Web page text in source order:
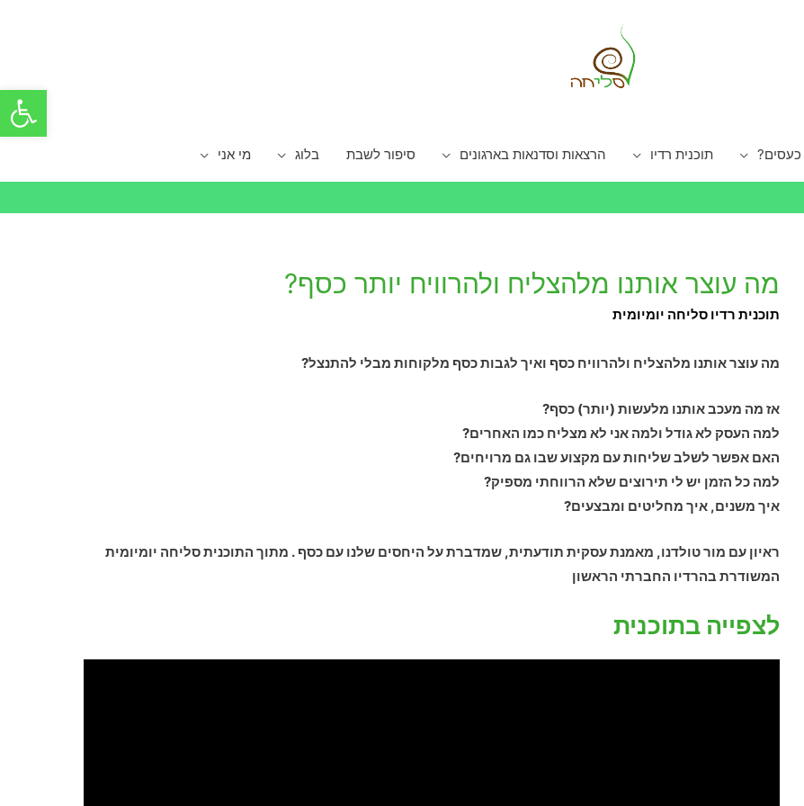
פתח
תוכנית רדיו הרצאות וסדנאות בארגונים סיפור לשבת בלוג מי אני
מה עוצר אותנו מלהצליח ולהרוויח יותר כסף?
תוכנית רדיו סליחה יומיומית
מה עוצר אותנו מלהצליח ולהרוויח כסף ואיך לגבות כסף מלקוחות מבלי להתנצל?
אז מה מעכב אותנו מלעשות (יותר) כסף?
למה העסק לא גודל ולמה אני לא מצליח כמו האחרים?
האם אפשר לשלב שליחות עם מקצוע שבו גם מרויחים?
למה כל הזמן יש לי תירוצים שלא הרווחתי מספיק?
איך משנים, איך מחליטים ומבצעים?
ראיון עם מור טולדנו, מאמנת עסקית תודעתית, שמדברת על היחסים שלנו עם כסף . מתוך התוכנית סליחה יומיומית
המשודרת בהרדיו החברתי הראשון
לצפייה בתוכנית